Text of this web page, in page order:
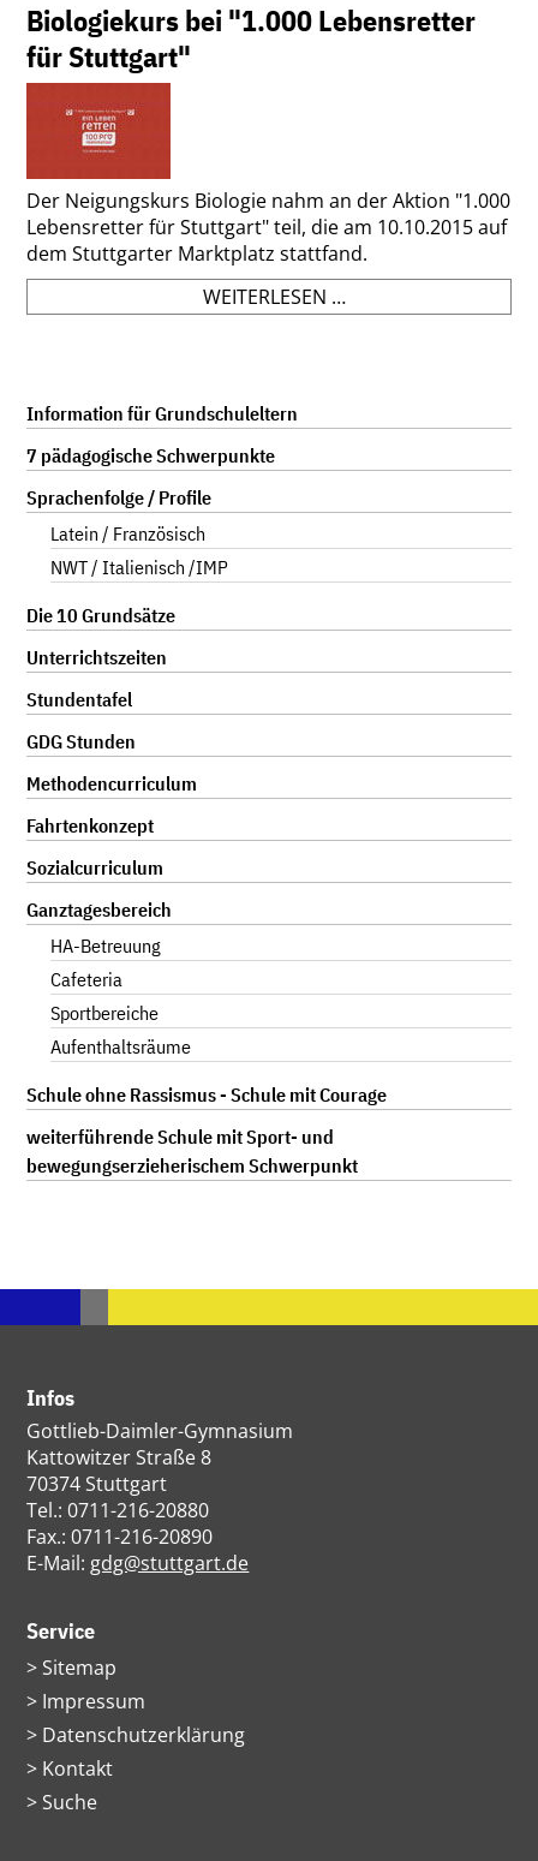
Biologiekurs bei "1.000 Lebensretter
für Stuttgart"
Der Neigungskurs Biologie nahm an der Aktion "1.000
Lebensretter für Stuttgart" teil, die am 10.10.2015 auf
dem Stuttgarter Marktplatz stattfand.
WEITERLESEN …BIOLOGIEKURS
BEI
STUTTGART"
Navigation
überspringen
Information für Grundschuleltern
7 pädagogische Schwerpunkte
Sprachenfolge / Profile
Latein / Französisch
NWT / Italienisch /IMP
Die 10 Grundsätze
Unterrichtszeiten
Stundentafel
GDG Stunden
Methodencurriculum
Fahrtenkonzept
Sozialcurriculum
Ganztagesbereich
HA-Betreuung
Cafeteria
Sportbereiche
Aufenthaltsräume
Schule ohne Rassismus - Schule mit Courage
weiterführende Schule mit Sport- und
bewegungserzieherischem Schwerpunkt
Infos
Gottlieb-Daimler-Gymnasium
Kattowitzer Straße 8
70374 Stuttgart
Tel.: 0711-216-20880
Fax.: 0711-216-20890
E-Mail: gdg@stuttgart.de
Service
Navigation
überspringen
Sitemap
Impressum
Datenschutzerklärung
Kontakt
Suche